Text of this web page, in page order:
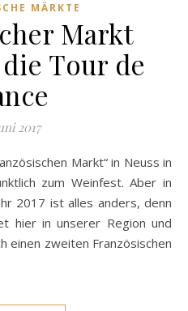
MÄRKTE
Markt
Tour de
2017
zum Weinfest. Aber in
2017 ist alles anders, denn
hier in unserer Region und
einen zweiten Französischen